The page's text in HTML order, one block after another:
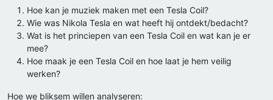
Hoe kan je muziek maken met een Tesla Coil?
Wie was Nikola Tesla en wat heeft hij ontdekt/bedacht?
Wat is het princiepen van een Tesla Coil en wat kan je er
mee?
Hoe maak je een Tesla Coil en hoe laat je hem veilig
werken?
Hoe we bliksem willen analyseren: